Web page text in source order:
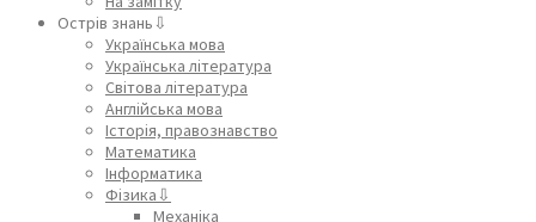
Острів знань⇩
Українська мова
Українська література
Світова література
Англійська мова
Історія, правознавство
Математика
Інформатика
Фізика⇩
Механіка